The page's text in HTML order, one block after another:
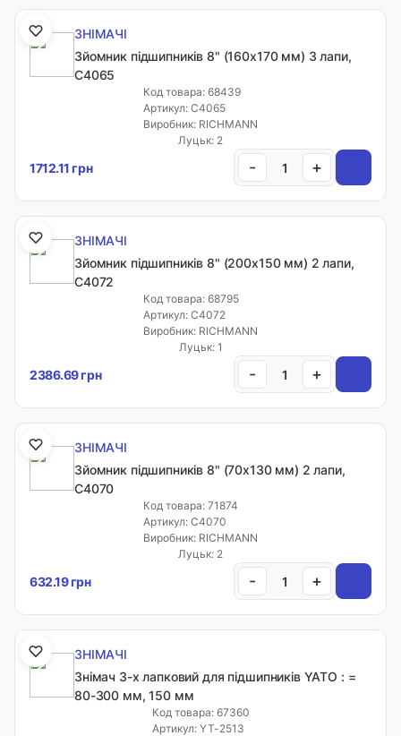
Адреса:
Волинська обл. с. Рованці, вул. Тополева, 40
СБ: 10:00-15:00
НД: вихідний
Контакти
ЗНІМАЧІ
Зйомник підшипників 8" (160х170 мм) 3 лапи,
C4065
Код товара: 68439
Артикул: C4065
Виробник: RICHMANN
Луцьк: 2
1712.11 грн - +
ЗНІМАЧІ
Зйомник підшипників 8" (200х150 мм) 2 лапи,
C4072
Код товара: 68795
Артикул: C4072
Виробник: RICHMANN
Луцьк: 1
2386.69 грн - +
ЗНІМАЧІ
Зйомник підшипників 8" (70х130 мм) 2 лапи,
C4070
Код товара: 71874
Артикул: C4070
Виробник: RICHMANN
Луцьк: 2
632.19 грн - +
ЗНІМАЧІ
Знімач 3-х лапковий для підшипників YATO : =
80-300 мм, 150 мм
Код товара: 67360
Артикул: YT-2513